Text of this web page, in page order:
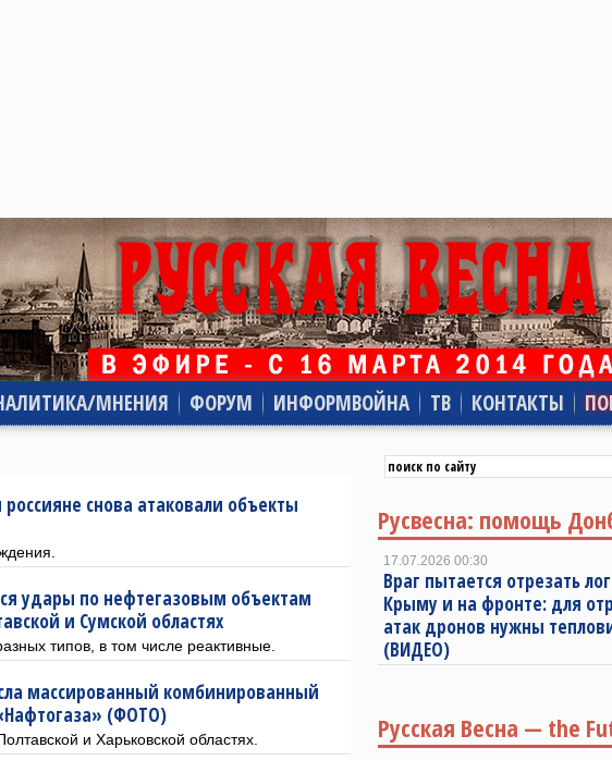
МНЕНИЯ ФОРУМ ИНФОРМВОЙНА ТВ КОНТАКТЫ
снова атаковали объекты
удары по нефтегазовым объектам
и Сумской областях
типов, в том числе реактивные.
массированный комбинированный
(ФОТО)
и Харьковской областях.
Русвесна: помощь
17.07.2026 00:30
Враг пытается отрезать
Крыму и на фронте: для
атак дронов нужны
(ВИДЕО)
Русская Весна — the